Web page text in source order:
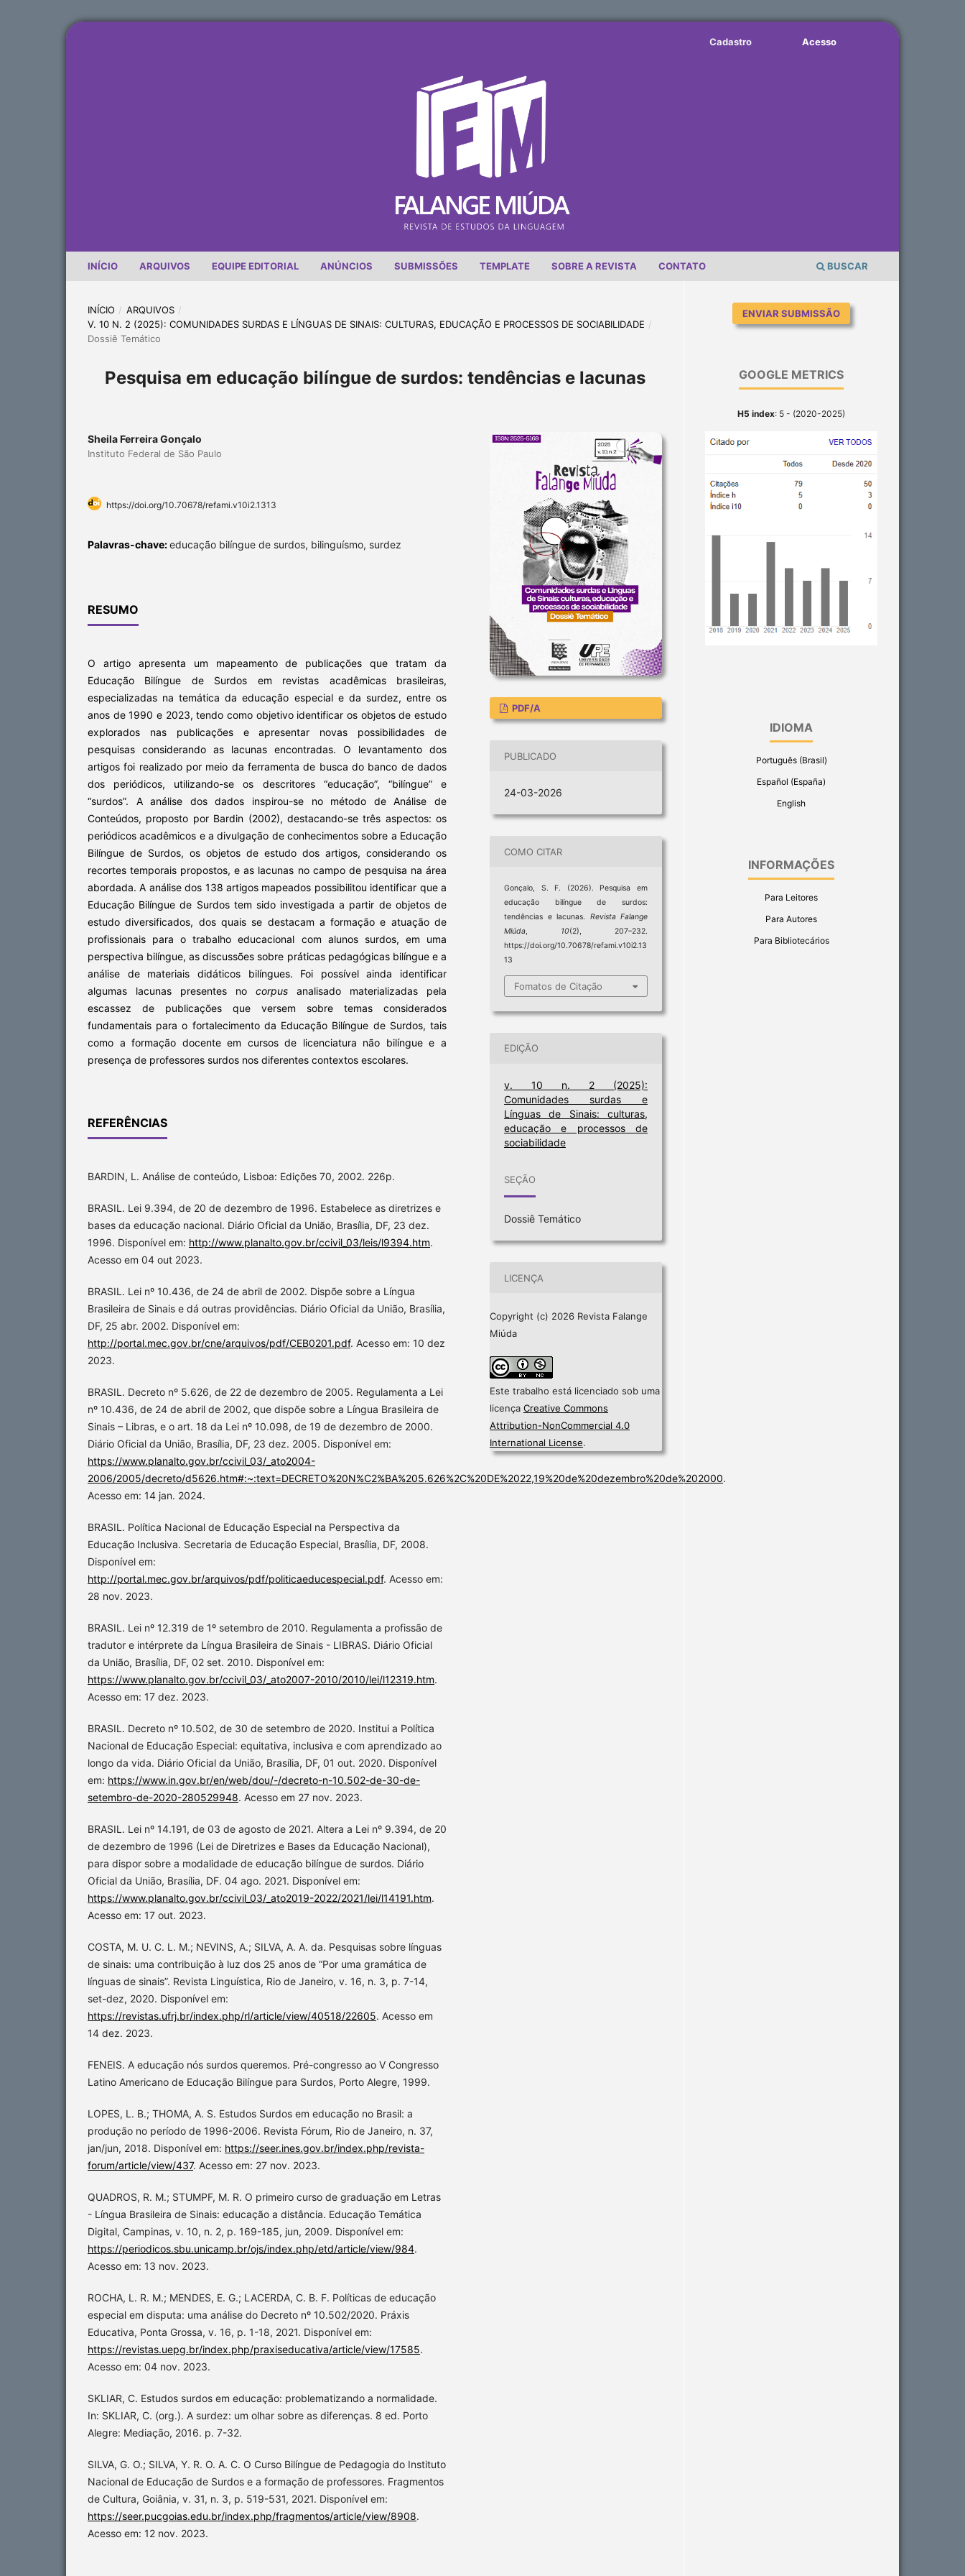
INÍCIO ARQUIVOS EQUIPE EDITORIAL ANÚNCIOS SUBMISSÕES TEMPLATE SOBRE A REVISTA CONTATO BUSCAR
Cadastro Acesso
INÍCIO / ARQUIVOS /
V. 10 N. 2 (2025): COMUNIDADES SURDAS E LÍNGUAS DE SINAIS: CULTURAS, EDUCAÇÃO E PROCESSOS DE SOCIABILIDADE /
Dossiê Temático
Pesquisa em educação bilíngue de surdos: tendências e lacunas
Sheila Ferreira Gonçalo
Instituto Federal de São Paulo
https://doi.org/10.70678/refami.v10i2.1313
Palavras-chave:educação bilíngue de surdos, bilinguísmo, surdez
RESUMO
O artigo apresenta um mapeamento de publicações que tratam da
Educação Bilíngue de Surdos em revistas acadêmicas brasileiras,
especializadas na temática da educação especial e da surdez, entre os
anos de 1990 e 2023, tendo como objetivo identificar os objetos de estudo
explorados nas publicações e apresentar novas possibilidades de
pesquisas considerando as lacunas encontradas. O levantamento dos
artigos foi realizado por meio da ferramenta de busca do banco de dados
dos periódicos, utilizando-se os descritores “educação”, “bilíngue” e
“surdos”. A análise dos dados inspirou-se no método de Análise de
Conteúdos, proposto por Bardin (2002), destacando-se três aspectos: os
periódicos acadêmicos e a divulgação de conhecimentos sobre a Educação
Bilíngue de Surdos, os objetos de estudo dos artigos, considerando os
recortes temporais propostos, e as lacunas no campo de pesquisa na área
abordada. A análise dos 138 artigos mapeados possibilitou identificar que a
Educação Bilíngue de Surdos tem sido investigada a partir de objetos de
estudo diversificados, dos quais se destacam a formação e atuação de
profissionais para o trabalho educacional com alunos surdos, em uma
perspectiva bilíngue, as discussões sobre práticas pedagógicas bilíngue e a
análise de materiais didáticos bilíngues. Foi possível ainda identificar
algumas lacunas presentes no corpus analisado materializadas pela
escassez de publicações que versem sobre temas considerados
fundamentais para o fortalecimento da Educação Bilíngue de Surdos, tais
como a formação docente em cursos de licenciatura não bilíngue e a
presença de professores surdos nos diferentes contextos escolares.
REFERÊNCIAS
BARDIN, L. Análise de conteúdo, Lisboa: Edições 70, 2002. 226p.
BRASIL. Lei 9.394, de 20 de dezembro de 1996. Estabelece as diretrizes e
bases da educação nacional. Diário Oficial da União, Brasília, DF, 23 dez.
1996. Disponível em: http://www.planalto.gov.br/ccivil_03/leis/l9394.htm.
Acesso em 04 out 2023.
BRASIL. Lei nº 10.436, de 24 de abril de 2002. Dispõe sobre a Língua
Brasileira de Sinais e dá outras providências. Diário Oficial da União, Brasília,
DF, 25 abr. 2002. Disponível em:
http://portal.mec.gov.br/cne/arquivos/pdf/CEB0201.pdf. Acesso em: 10 dez
2023.
BRASIL. Decreto nº 5.626, de 22 de dezembro de 2005. Regulamenta a Lei
nº 10.436, de 24 de abril de 2002, que dispõe sobre a Língua Brasileira de
Sinais – Libras, e o art. 18 da Lei nº 10.098, de 19 de dezembro de 2000.
Diário Oficial da União, Brasília, DF, 23 dez. 2005. Disponível em:
https://www.planalto.gov.br/ccivil_03/_ato2004-
2006/2005/decreto/d5626.htm#:~:text=DECRETO%20N%C2%BA%205.626%2C%20DE%2022,19%20de%20dezembro%20de%202000.
Acesso em: 14 jan. 2024.
BRASIL. Política Nacional de Educação Especial na Perspectiva da
Educação Inclusiva. Secretaria de Educação Especial, Brasília, DF, 2008.
Disponível em:
http://portal.mec.gov.br/arquivos/pdf/politicaeducespecial.pdf. Acesso em:
28 nov. 2023.
BRASIL. Lei nº 12.319 de 1º setembro de 2010. Regulamenta a profissão de
tradutor e intérprete da Língua Brasileira de Sinais - LIBRAS. Diário Oficial
da União, Brasília, DF, 02 set. 2010. Disponível em:
https://www.planalto.gov.br/ccivil_03/_ato2007-2010/2010/lei/l12319.htm.
Acesso em: 17 dez. 2023.
BRASIL. Decreto nº 10.502, de 30 de setembro de 2020. Institui a Política
Nacional de Educação Especial: equitativa, inclusiva e com aprendizado ao
longo da vida. Diário Oficial da União, Brasília, DF, 01 out. 2020. Disponível
em: https://www.in.gov.br/en/web/dou/-/decreto-n-10.502-de-30-de-
setembro-de-2020-280529948. Acesso em 27 nov. 2023.
BRASIL. Lei nº 14.191, de 03 de agosto de 2021. Altera a Lei nº 9.394, de 20
de dezembro de 1996 (Lei de Diretrizes e Bases da Educação Nacional),
para dispor sobre a modalidade de educação bilíngue de surdos. Diário
Oficial da União, Brasília, DF. 04 ago. 2021. Disponível em:
https://www.planalto.gov.br/ccivil_03/_ato2019-2022/2021/lei/l14191.htm.
Acesso em: 17 out. 2023.
COSTA, M. U. C. L. M.; NEVINS, A.; SILVA, A. A. da. Pesquisas sobre línguas
de sinais: uma contribuição à luz dos 25 anos de “Por uma gramática de
línguas de sinais”. Revista Linguística, Rio de Janeiro, v. 16, n. 3, p. 7-14,
set-dez, 2020. Disponível em:
https://revistas.ufrj.br/index.php/rl/article/view/40518/22605. Acesso em
14 dez. 2023.
FENEIS. A educação nós surdos queremos. Pré-congresso ao V Congresso
Latino Americano de Educação Bilíngue para Surdos, Porto Alegre, 1999.
LOPES, L. B.; THOMA, A. S. Estudos Surdos em educação no Brasil: a
produção no período de 1996-2006. Revista Fórum, Rio de Janeiro, n. 37,
jan/jun, 2018. Disponível em: https://seer.ines.gov.br/index.php/revista-
forum/article/view/437. Acesso em: 27 nov. 2023.
QUADROS, R. M.; STUMPF, M. R. O primeiro curso de graduação em Letras
- Língua Brasileira de Sinais: educação a distância. Educação Temática
Digital, Campinas, v. 10, n. 2, p. 169-185, jun, 2009. Disponível em:
https://periodicos.sbu.unicamp.br/ojs/index.php/etd/article/view/984.
Acesso em: 13 nov. 2023.
ROCHA, L. R. M.; MENDES, E. G.; LACERDA, C. B. F. Políticas de educação
especial em disputa: uma análise do Decreto nº 10.502/2020. Práxis
Educativa, Ponta Grossa, v. 16, p. 1-18, 2021. Disponível em:
https://revistas.uepg.br/index.php/praxiseducativa/article/view/17585.
Acesso em: 04 nov. 2023.
SKLIAR, C. Estudos surdos em educação: problematizando a normalidade.
In: SKLIAR, C. (org.). A surdez: um olhar sobre as diferenças. 8 ed. Porto
Alegre: Mediação, 2016. p. 7-32.
SILVA, G. O.; SILVA, Y. R. O. A. C. O Curso Bilíngue de Pedagogia do Instituto
Nacional de Educação de Surdos e a formação de professores. Fragmentos
de Cultura, Goiânia, v. 31, n. 3, p. 519-531, 2021. Disponível em:
https://seer.pucgoias.edu.br/index.php/fragmentos/article/view/8908.
Acesso em: 12 nov. 2023.
PDF/A
PUBLICADO
24-03-2026
COMO CITAR
Gonçalo, S. F. (2026). Pesquisa em
educação bilíngue de surdos:
tendências e lacunas. Revista Falange
Miúda, 10(2), 207–232.
https://doi.org/10.70678/refami.v10i2.13
13
Fomatos de Citação
EDIÇÃO
v. 10 n. 2 (2025):
Comunidades surdas e
Línguas de Sinais: culturas,
educação e processos de
sociabilidade
SEÇÃO
Dossiê Temático
LICENÇA
Copyright (c) 2026 Revista Falange
Miúda
Este trabalho está licenciado sob uma
licença Creative Commons
Attribution-NonCommercial 4.0
International License.
ENVIAR SUBMISSÃO
GOOGLE METRICS
H5 index: 5 - (2020-2025)
IDIOMA
Português (Brasil)
Español (España)
English
INFORMAÇÕES
Para Leitores
Para Autores
Para Bibliotecários